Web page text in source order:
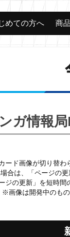
めての方へ 商
ンガ情報
ード画像が切り替わ
合は、「ページの
ージの更新」を短時
※画像は開発中のも